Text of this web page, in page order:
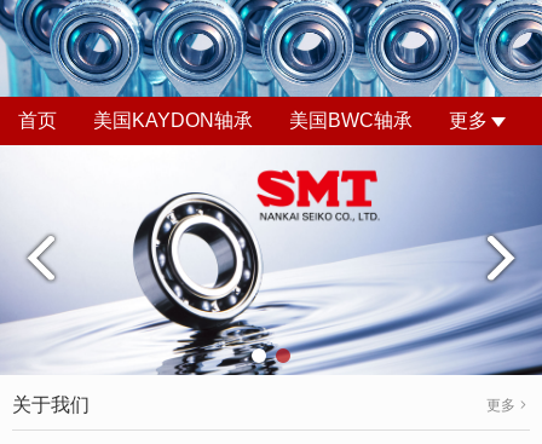
首页 美国KAYDON轴承 美国BWC轴承 更多
关于我们 更多